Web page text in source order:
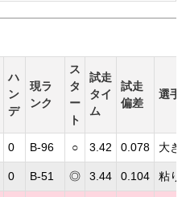
ハ
ン
デ
現ラ
ンク
ス
タ
ー
ト
試走
タイ
ム
試走
偏差
選手
0 B-96 ○ 3.42 0.078 大き
0 B-51 ◎ 3.44 0.104 粘り